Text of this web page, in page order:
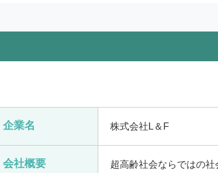
企業名 株式会社L＆F
会社概要
超高齢社会ならではの